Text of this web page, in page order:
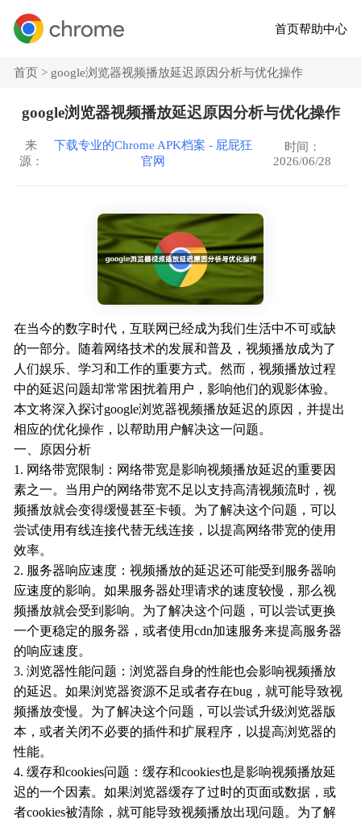
首页帮助中心
首页 > google浏览器视频播放延迟原因分析与优化操作
google浏览器视频播放延迟原因分析与优化操作
来
源：
下载专业的Chrome APK档案 - 屁屁狂
官网
时间：
2026/06/28
在当今的数字时代，互联网已经成为我们生活中不可或缺
的一部分。随着网络技术的发展和普及，视频播放成为了
人们娱乐、学习和工作的重要方式。然而，视频播放过程
中的延迟问题却常常困扰着用户，影响他们的观影体验。
本文将深入探讨google浏览器视频播放延迟的原因，并提出
相应的优化操作，以帮助用户解决这一问题。
一、原因分析
1. 网络带宽限制：网络带宽是影响视频播放延迟的重要因
素之一。当用户的网络带宽不足以支持高清视频流时，视
频播放就会变得缓慢甚至卡顿。为了解决这个问题，可以
尝试使用有线连接代替无线连接，以提高网络带宽的使用
效率。
2. 服务器响应速度：视频播放的延迟还可能受到服务器响
应速度的影响。如果服务器处理请求的速度较慢，那么视
频播放就会受到影响。为了解决这个问题，可以尝试更换
一个更稳定的服务器，或者使用cdn加速服务来提高服务器
的响应速度。
3. 浏览器性能问题：浏览器自身的性能也会影响视频播放
的延迟。如果浏览器资源不足或者存在bug，就可能导致视
频播放变慢。为了解决这个问题，可以尝试升级浏览器版
本，或者关闭不必要的插件和扩展程序，以提高浏览器的
性能。
4. 缓存和cookies问题：缓存和cookies也是影响视频播放延
迟的一个因素。如果浏览器缓存了过时的页面或数据，或
者cookies被清除，就可能导致视频播放出现问题。为了解